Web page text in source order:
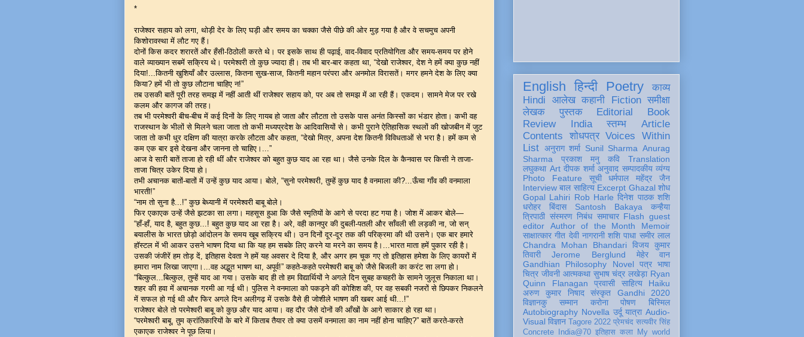
*
राजेश्वर सहाय को लगा, थोड़ी देर के लिए घड़ी और समय का चक्का जैसे पीछे की ओर मुड़ गया है और वे सचमुच अपनी
किशोरावस्था में लौट गए हैं।
दोनों किस कदर शरारतें और हँसी-ठिठोली करते थे। पर इसके साथ ही पढ़ाई, वाद-विवाद प्रतियोगिता और समय-समय पर होने
वाले व्याख्यान सबमें सक्रिय थे। परमेश्वरी तो कुछ ज्यादा ही। तब भी बार-बार कहता था, “देखो राजेश्वर, देश ने हमें क्या कुछ नहीं
दिया!...कितनी खुशियाँ और उल्लास, कितना सुख-साज, कितनी महान परंपरा और अनमोल विरासतें। मगर हमने देश के लिए क्या
किया? हमें भी तो कुछ लौटाना चाहिए न!”
तब उसकी बातें पूरी तरह समझ में नहीं आती थीं राजेश्वर सहाय को, पर अब तो समझ में आ रही हैं। एकदम। सामने मेज पर रखे
कलम और कागज की तरह।
तब भी परमेश्वरी बीच-बीच में कई दिनों के लिए गायब हो जाता और लौटता तो उसके पास अनंत किस्सों का भंडार होता। कभी वह
राजस्थान के भीलों से मिलने चला जाता तो कभी मध्यप्रदेश के आदिवासियों से। कभी पुराने ऐतिहासिक स्थलों की खोजबीन में जुट
जाता तो कभी धुर दक्षिण की यात्रा करके लौटता और कहता, “देखो मित्र, अपना देश कितनी विविधताओं से भरा है। हमें कम से
कम एक बार इसे देखना और जानना तो चाहिए।...”
आज वे सारी बातें ताजा हो रही थीं और राजेश्वर को बहुत कुछ याद आ रहा था। जैसे उनके दिल के कैनवास पर किसी ने ताजा-
ताजा चित्र उकेर दिया हो।
तभी अचानक बातों-बातों में उन्हें कुछ याद आया। बोले, “सुनो परमेश्वरी, तुम्हें कुछ याद है वनमाला की?...ऊँचा गाँव की वनमाला
भारती!”
“नाम तो सुना है...!” कुछ बेध्यानी में परमेश्वरी बाबू बोले।
फिर एकाएक उन्हें जैसे झटका सा लगा। महसूस हुआ कि जैसे स्मृतियों के आगे से परदा हट गया है। जोश में आकर बोले—
“हाँ-हाँ, याद है, बहुत कुछ...! बहुत कुछ याद आ रहा है। अरे, वही कानपुर की दुबली-पतली और साँवली सी लड़की ना, जो सन्
बयालीस के भारत छोड़ो आंदोलन के समय खूब सक्रिय थी। उन दिनों दूर-दूर तक की परिक्रमा की थी उसने। एक बार हमारे
हॉस्टल में भी आकर उसने भाषण दिया था कि यह हम सबके लिए करने या मरने का समय है।...भारत माता हमें पुकार रही है।
उसकी जंजीरें हम तोड़ दें, इतिहास देवता ने हमें यह अवसर दे दिया है, और अगर हम चूक गए तो इतिहास हमेशा के लिए कायरों में
हमारा नाम लिखा जाएगा।...वह अद्भुत भाषण था, अपूर्व!” कहते-कहते परमेश्वरी बाबू को जैसे बिजली का करंट सा लगा हो।
“बिल्कुल...बिल्कुल, तुम्हें याद आ गया। उसके बाद ही तो हम विद्यार्थियों ने अगले दिन सुबह कचहरी के सामने जुलूस निकाला था।
शहर की हवा में अचानक गरमी आ गई थी। पुलिस ने वनमाला को पकड़ने की कोशिश की, पर वह सबकी नजरों से छिपकर निकलने
में सफल हो गई थी और फिर अगले दिन अलीगढ़ में उसके वैसे ही जोशीले भाषण की खबर आई थी...!”
राजेश्वर बोले तो परमेश्वरी बाबू को कुछ और याद आया। वह दौर जैसे दोनों की आँखों के आगे साकार हो रहा था।
“परमेश्वरी बाबू, तुम क्रांतिकारियों के बारे में किताब तैयार तो क्या उसमें वनमाला का नाम नहीं होना चाहिए?” बातें करते-करते
एकाएक राजेश्वर ने पूछ लिया।
English हिन्दी Poetry
काव्य
Hindi
आलेख कहानी Fiction समीक्षा
लेखक
पुस्तक Editorial
Book
Review
India स्तम्भ
Article
Contents
शोधपत्र Voices Within
List अनुराग शर्मा Sunil Sharma Anurag
Sharma
प्रकाश मनु कवि
Translation
लघुकथा Art दीपक शर्मा अनुवाद सम्पादकीय व्यंग्य
Photo Feature
सूची
धर्मपाल महेंद्र जैन
Interview बाल साहित्य Excerpt Ghazal शोध
Gopal Lahiri Rob Harle दिनेश पाठक शशि
धरोहर
बिंदास Santosh Bakaya
कन्हैया
त्रिपाठी संस्मरण निबंध समाचार Flash guest
editor
Author of the Month
Memoir
साक्षात्कार गीत देवी नागरानी शशि पाधा समीर लाल
Chandra Mohan Bhandari विजय कुमार
तिवारी
Jerome Berglund
मेहेर वान
Gandhian Philosophy
Novel पत्र भाषा
चित्र जीवनी आत्मकथा सुभाष चंद्र लखेड़ा Ryan
Quinn Flanagan
प्रवासी साहित्य
Haiku
अरुण कुमार निषाद
संस्कृत
Gandhi 2020
विज्ञानकु
सम्मान करोना पोषण
बिस्मिल
Autobiography Novella उर्दू यात्रा Audio-
Visual विज्ञान Tagore 2022 प्रेमचंद सत्यवीर सिंह
Concrete
India@70 इतिहास कला
My world